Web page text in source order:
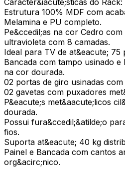
Estrutura 100% MDF com
Melamina e PU completo.
Pe&ccedil;as na cor Cedro com
ultravioleta com 8 camadas.
Ideal para TV de at&eacute; 75
Bancada com tampo usinado
na cor dourada.
02 portas de giro usinadas
02 gavetas com puxadores
P&eacute;s met&aacute;licos
dourada.
Possui fura&ccedil;&atilde;o
fios.
Suporta at&eacute; 40 kg
Painel e Bancada com cantos
org&acirc;nico.